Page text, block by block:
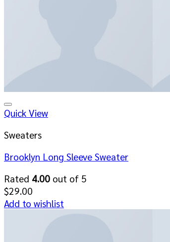
Quick View
Sweaters
Brooklyn Long Sleeve Sweater
Rated 4.00 out of 5
$29.00
Add to wishlist